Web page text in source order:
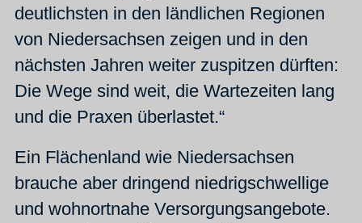
deutlichsten in den ländlichen Regionen
von Niedersachsen zeigen und in den
nächsten Jahren weiter zuspitzen dürften:
Die Wege sind weit, die Wartezeiten lang
und die Praxen überlastet.“
Ein Flächenland wie Niedersachsen
brauche aber dringend niedrigschwellige
und wohnortnahe Versorgungsangebote.